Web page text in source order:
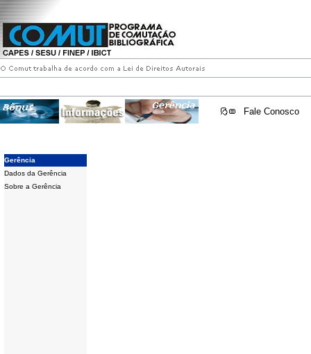
Fale Conosco
Gerência
Dados da Gerência
Sobre a Gerência